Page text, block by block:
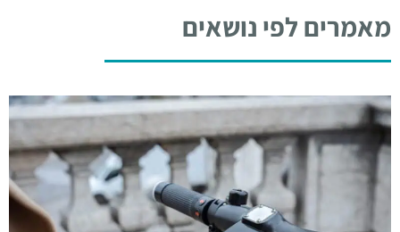
מאמרים לפי נושאים